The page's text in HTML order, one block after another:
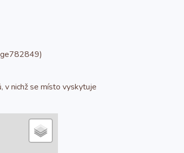
v nichž se místo vyskytuje